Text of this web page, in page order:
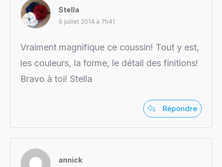
Stella
9 juillet 2014 à 7h41
Vraiment magnifique ce coussin! Tout y est,
les couleurs, la forme, le détail des finitions!
Bravo à toi! Stella
Répondre
annick